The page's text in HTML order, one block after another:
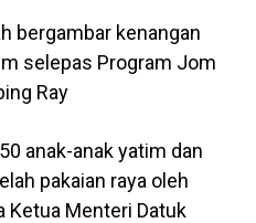
bergambar kenangan
selepas Program Jom
Ray
anak-anak yatim dan
pakaian raya oleh
Ketua Menteri Datuk